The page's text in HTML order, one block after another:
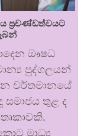
ප්‍රචණ්ඩත්වයට
ඖෂධ
පුද්ගලයන්
වර්තමානයේ
තුළ ද
මාධ්‍ය